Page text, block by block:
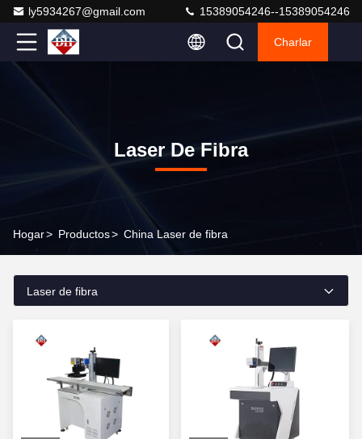
ly5934267@gmail.com 15389054246--15389054246
Charlar
Laser De Fibra
Hogar> Productos> China Laser de fibra
Laser de fibra